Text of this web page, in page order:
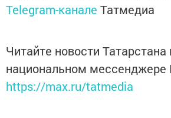
Telegram-канале Татмедиа
Читайте новости Татарстана
национальном мессенджере
https://max.ru/tatmedia